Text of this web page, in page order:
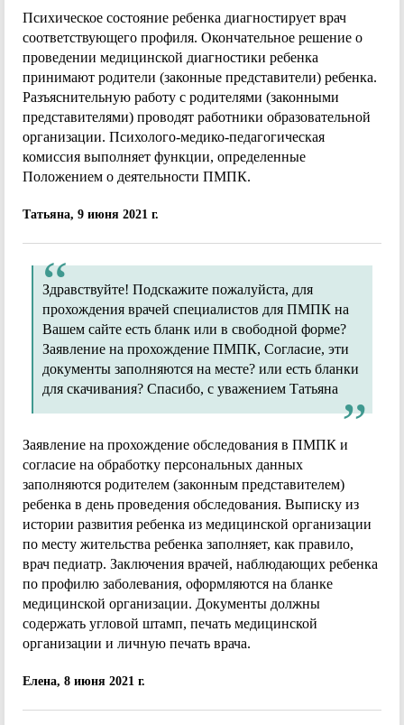
Психическое состояние ребенка диагностирует врач
соответствующего профиля. Окончательное решение о
проведении медицинской диагностики ребенка
принимают родители (законные представители) ребенка.
Разъяснительную работу с родителями (законными
представителями) проводят работники образовательной
организации. Психолого-медико-педагогическая
комиссия выполняет функции, определенные
Положением о деятельности ПМПК.
Татьяна, 9 июня 2021 г.
Здравствуйте! Подскажите пожалуйста, для
прохождения врачей специалистов для ПМПК на
Вашем сайте есть бланк или в свободной форме?
Заявление на прохождение ПМПК, Согласие, эти
документы заполняются на месте? или есть бланки
для скачивания? Спасибо, с уважением Татьяна
Заявление на прохождение обследования в ПМПК и
согласие на обработку персональных данных
заполняются родителем (законным представителем)
ребенка в день проведения обследования. Выписку из
истории развития ребенка из медицинской организации
по месту жительства ребенка заполняет, как правило,
врач педиатр. Заключения врачей, наблюдающих ребенка
по профилю заболевания, оформляются на бланке
медицинской организации. Документы должны
содержать угловой штамп, печать медицинской
организации и личную печать врача.
Елена, 8 июня 2021 г.